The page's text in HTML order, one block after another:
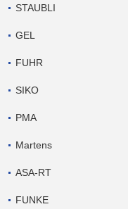
STAUBLI
GEL
FUHR
SIKO
PMA
Martens
ASA-RT
FUNKE